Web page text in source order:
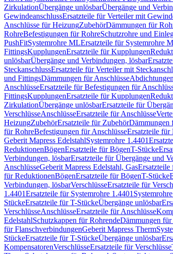
ZirkulationÜbergänge unlösbarÜbergänge und
GewindeanschlussErsatzteile für Verteiler mit
Anschlüsse für HeizungZubehörDämmungen für
RohreBefestigungen für RohreSchutzrohre und
PushFitSystemrohre MLErsatzteile für Systemrohre
FittingsKupplungenErsatzteile für Kupplungen
unlösbarÜbergänge und Verbindungen, lösbar
SteckanschlussErsatzteile für Verteiler mit
und FittingsDämmungen für Anschlüsse
AnschlüsseErsatzteile für Befestigungen für
FittingsKupplungenErsatzteile für Kupplungen
ZirkulationÜbergänge unlösbarErsatzteile für
VerschlüsseAnschlüsseErsatzteile für Anschlüsse
HeizungZubehörErsatzteile für ZubehörDämmungen
für RohreBefestigungen für AnschlüsseErsatzteile für
Geberit Mapress EdelstahlSystemrohre 1.4401
ReduktionenBögenErsatzteile für BögenT-Stücke
Verbindungen, lösbarErsatzteile für Übergänge und
AnschlüsseGeberit Mapress Edelstahl, GasErsatzteile
für ReduktionenBögenErsatzteile für BögenT-Stücke
Verbindungen, lösbarVerschlüsseErsatzteile für
1.4401Ersatzteile für Systemrohre 1.4401
StückeErsatzteile für T-StückeÜbergänge unlösbar
VerschlüsseAnschlüsseErsatzteile für Anschlüsse
EdelstahlSchutzkappen für RohrendeDämmungen für
für FlanschverbindungenGeberit Mapress Therm
StückeErsatzteile für T-StückeÜbergänge unlösbar
KompensatorenVerschlüsseErsatzteile für Verschlüsse